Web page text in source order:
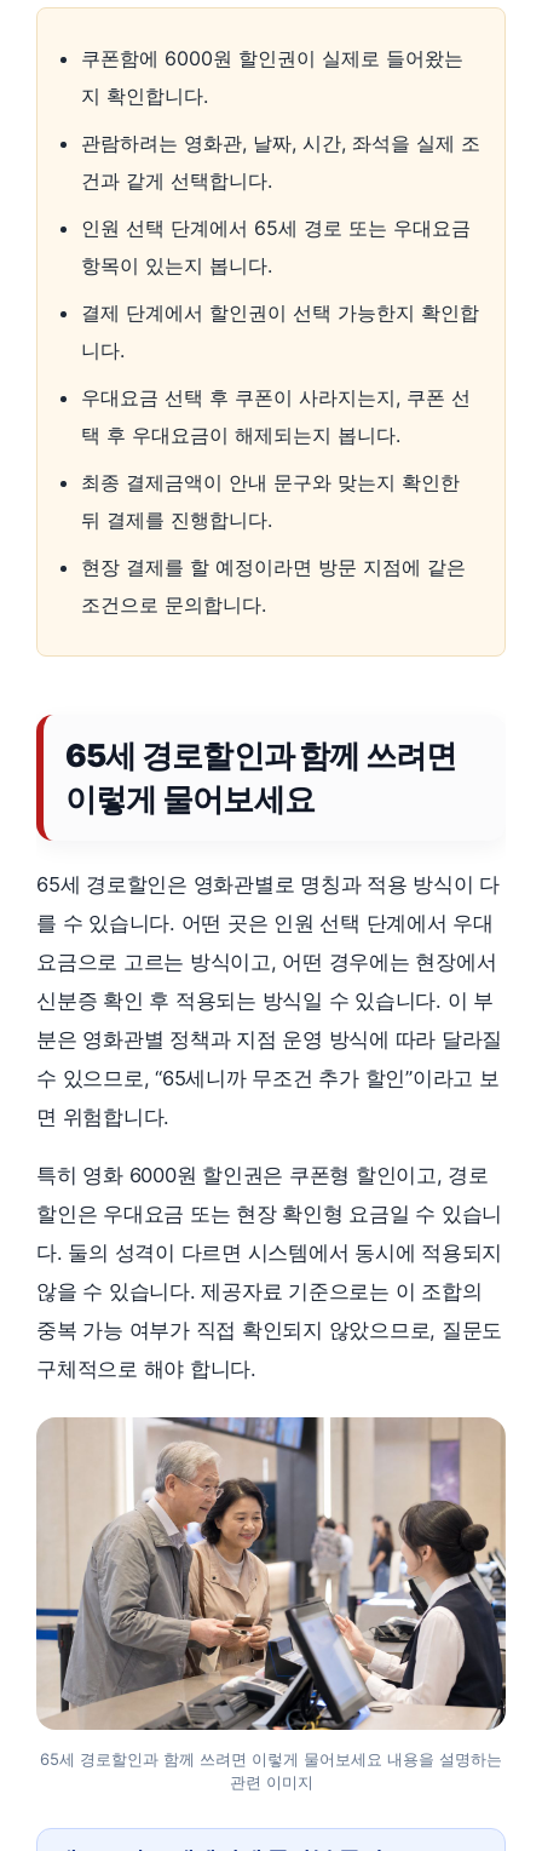
쿠폰함에 6000원 할인권이 실제로 들어왔는
지 확인합니다.
관람하려는 영화관, 날짜, 시간, 좌석을 실제 조
건과 같게 선택합니다.
인원 선택 단계에서 65세 경로 또는 우대요금
항목이 있는지 봅니다.
결제 단계에서 할인권이 선택 가능한지 확인합
니다.
우대요금 선택 후 쿠폰이 사라지는지, 쿠폰 선
택 후 우대요금이 해제되는지 봅니다.
최종 결제금액이 안내 문구와 맞는지 확인한
뒤 결제를 진행합니다.
현장 결제를 할 예정이라면 방문 지점에 같은
조건으로 문의합니다.
65세 경로할인과 함께 쓰려면
이렇게 물어보세요
65세 경로할인은 영화관별로 명칭과 적용 방식이 다
를 수 있습니다. 어떤 곳은 인원 선택 단계에서 우대
요금으로 고르는 방식이고, 어떤 경우에는 현장에서
신분증 확인 후 적용되는 방식일 수 있습니다. 이 부
분은 영화관별 정책과 지점 운영 방식에 따라 달라질
수 있으므로, “65세니까 무조건 추가 할인”이라고 보
면 위험합니다.
특히 영화 6000원 할인권은 쿠폰형 할인이고, 경로
할인은 우대요금 또는 현장 확인형 요금일 수 있습니
다. 둘의 성격이 다르면 시스템에서 동시에 적용되지
않을 수 있습니다. 제공자료 기준으로는 이 조합의
중복 가능 여부가 직접 확인되지 않았으므로, 질문도
구체적으로 해야 합니다.
65세 경로할인과 함께 쓰려면 이렇게 물어보세요 내용을 설명하는
관련 이미지